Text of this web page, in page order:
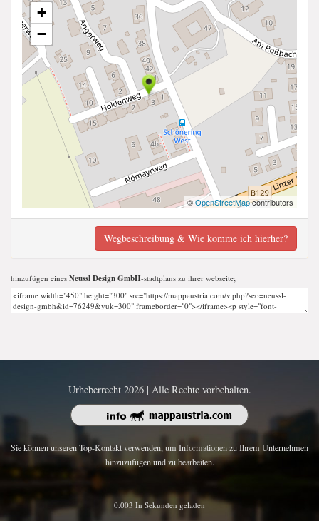
+
−
©OpenStreetMapcontributors
Wegbeschreibung & Wie komme ich hierher?
hinzufügen eines Neussl Design GmbH-stadtplans zu ihrer webseite;
Urheberrecht 2026 | Alle Rechte vorbehalten.
Sie können unseren Top-Kontakt verwenden, um Informationen zu Ihrem Unternehmen
hinzuzufügen und zu bearbeiten.
0.003 In Sekunden geladen